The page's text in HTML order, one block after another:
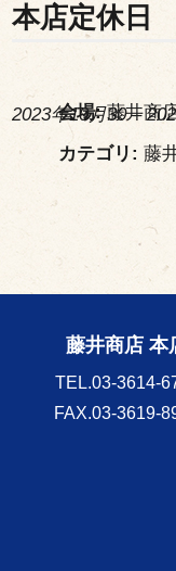
本店定休日
2023年10月30–
会場: 藤井商
カテゴリ: 藤
藤井商店 本
TEL.03-3614-
FAX.03-3619-